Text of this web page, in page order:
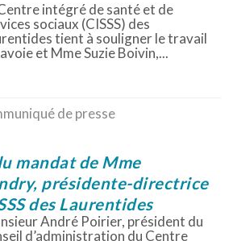
intégré de santé et de
sociaux (CISSS) des
tient à souligner le travail
et Mme Suzie Boivin,...
de presse
mandat de Mme
présidente-directrice
des Laurentides
André Poirier, président du
d’administration du Centre